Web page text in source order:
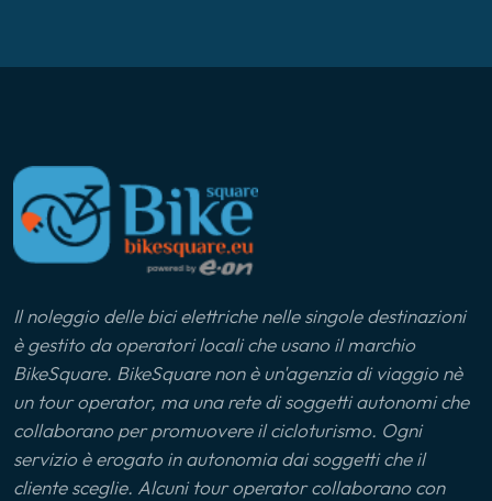
Il noleggio delle bici elettriche nelle singole destinazioni
è gestito da operatori locali che usano il marchio
BikeSquare. BikeSquare non è un'agenzia di viaggio nè
un tour operator, ma una rete di soggetti autonomi che
collaborano per promuovere il cicloturismo. Ogni
servizio è erogato in autonomia dai soggetti che il
cliente sceglie. Alcuni tour operator collaborano con